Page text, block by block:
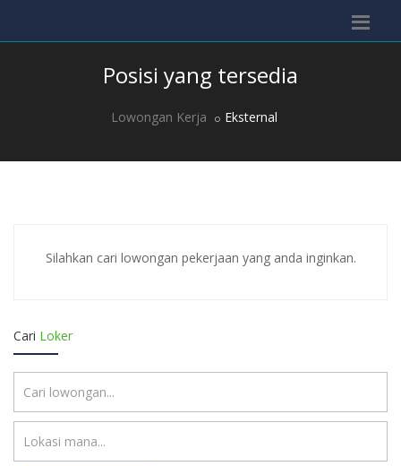
Posisi yang tersedia
Lowongan Kerja Eksternal
Silahkan cari lowongan pekerjaan yang anda inginkan.
Cari Loker